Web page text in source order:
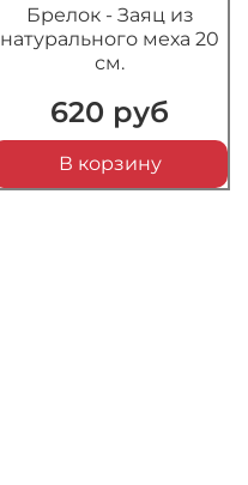
Брелок - Заяц из
натурального меха 20
см.
620 руб
В корзину